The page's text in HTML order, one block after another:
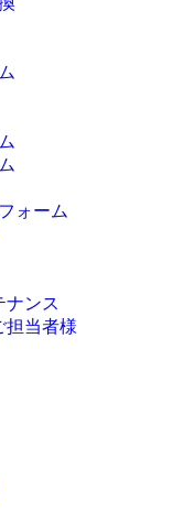
ォーム
ナンス
担当者様